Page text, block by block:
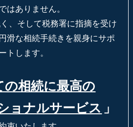
はありません。
、そして税務署に指摘を受け
滑な相続手続きを親身にサポ
トします。
の相続に最高の
ョナルサービス 」